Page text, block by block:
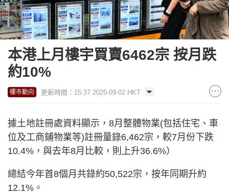
本港上月樓宇買賣6462宗 按月跌
約10%
樓市動向 更新時間：15:37 2025-09-02 HKT
據土地註冊處資料顯示，8月整體物業(包括住宅、車
位及工商鋪物業等)註冊量錄6,462宗，較7月份下跌
10.4%，與去年8月比較，則上升36.6%）
總結今年首8個月共錄約50,522宗，按年同期升約
12.1%。